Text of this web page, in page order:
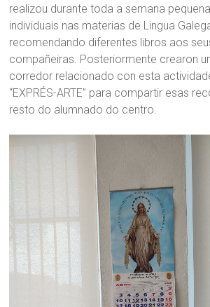
realizou durante toda a semana
individuais nas materias de Lingua
recomendando diferentes libros aos
compañeiras. Posteriormente crearon
corredor relacionado con esta
“EXPRÉS-ARTE” para compartir esas
resto do alumnado do centro.